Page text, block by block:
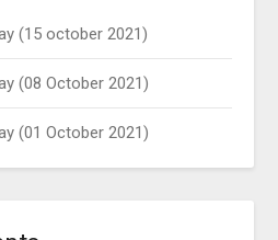
(15 october 2021)
(08 October 2021)
(01 October 2021)